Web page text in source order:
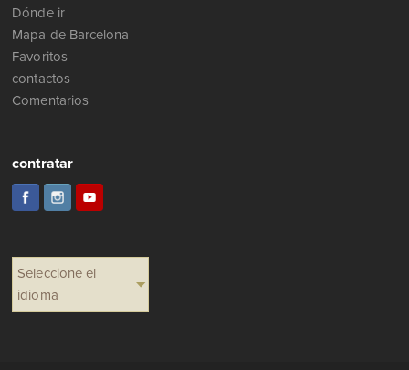
Dónde ir
Mapa de Barcelona
Favoritos
contactos
Comentarios
contratar
Seleccione el
idioma